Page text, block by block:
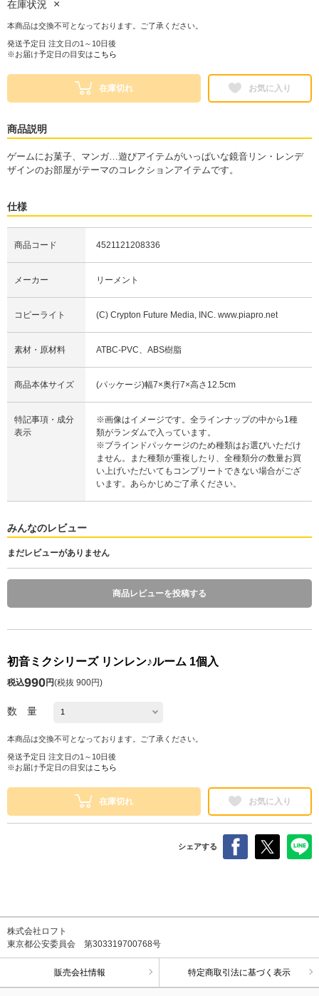
在庫状況 ×
本商品は交換不可となっております。ご了承ください。
発送予定日 注文日の1～10日後
※お届け予定日の目安は こちら
在庫切れ お気に入り
商品説明
ゲームにお菓子、マンガ…遊びアイテムがいっぱいな鏡音リン・レンデ
ザインのお部屋がテーマのコレクションアイテムです。
仕様
商品コード 4521121208336
メーカー リーメント
コピーライト (C) Crypton Future Media, INC. www.piapro.net
素材・原材料 ATBC-PVC、ABS樹脂
商品本体サイズ (パッケージ)幅7×奥行7×高さ12.5cm
特記事項・成分
表示
※画像はイメージです。全ラインナップの中から1種
類がランダムで入っています。
※ブラインドパッケージのため種類はお選びいただけ
ません。また種類が重複したり、全種類分の数量お買
い上げいただいてもコンプリートできない場合がござ
います。あらかじめご了承ください。
みんなのレビュー
まだレビューがありません
商品レビューを投稿する
初音ミクシリーズ リンレン♪ルーム 1個入
税込990円(税抜 900円)
数 量
本商品は交換不可となっております。ご了承ください。
発送予定日 注文日の1～10日後
※お届け予定日の目安は こちら
在庫切れ お気に入り
シェアする
株式会社ロフト
東京都公安委員会 第303319700768号
販売会社情報 特定商取引法に基づく表示